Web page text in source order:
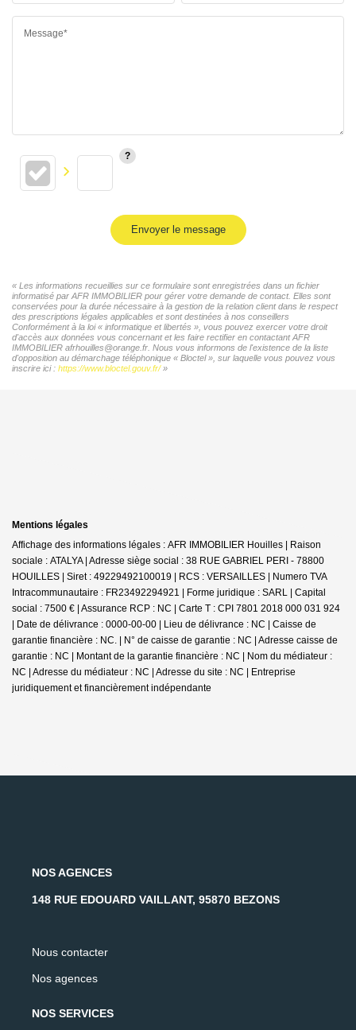
Message*
Envoyer le message
« Les informations recueillies sur ce formulaire sont enregistrées dans un fichier
informatisé par AFR IMMOBILIER pour gérer votre demande de contact. Elles sont
conservées pour la durée nécessaire à la gestion de la relation client dans le respect
des prescriptions légales applicables et sont destinées à nos conseillers
Conformément à la loi « informatique et libertés », vous pouvez exercer votre droit
d'accès aux données vous concernant et les faire rectifier en contactant AFR
IMMOBILIER afrhouilles@orange.fr. Nous vous informons de l'existence de la liste
d'opposition au démarchage téléphonique « Bloctel », sur laquelle vous pouvez vous
inscrire ici : https://www.bloctel.gouv.fr/»
Mentions légales
Affichage des informations légales : AFR IMMOBILIER Houilles | Raison
sociale : ATALYA | Adresse siège social : 38 RUE GABRIEL PERI - 78800
HOUILLES | Siret : 49229492100019 | RCS : VERSAILLES | Numero TVA
Intracommunautaire : FR23492294921 | Forme juridique : SARL | Capital
social : 7500 € | Assurance RCP : NC | Carte T : CPI 7801 2018 000 031 924
| Date de délivrance : 0000-00-00 | Lieu de délivrance : NC | Caisse de
garantie financière : NC. | N° de caisse de garantie : NC | Adresse caisse de
garantie : NC | Montant de la garantie financière : NC | Nom du médiateur :
NC | Adresse du médiateur : NC | Adresse du site : NC | Entreprise
juridiquement et financièrement indépendante
NOS AGENCES
148 RUE EDOUARD VAILLANT, 95870 BEZONS
Nous contacter
Nos agences
NOS SERVICES